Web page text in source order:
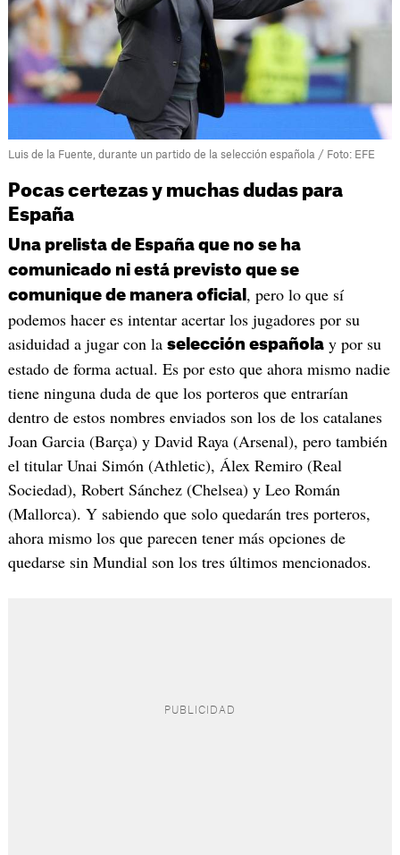
Luis de la Fuente, durante un partido de la selección española / Foto: EFE
Pocas certezas y muchas dudas para
España
Una prelista de España que no se ha
comunicado ni está previsto que se
comunique de manera oficial , pero lo que sí
podemos hacer es intentar acertar los jugadores por su
asiduidad a jugar con la selección españolay por su
estado de forma actual. Es por esto que ahora mismo nadie
tiene ninguna duda de que los porteros que entrarían
dentro de estos nombres enviados son los de los catalanes
Joan Garcia (Barça) y David Raya (Arsenal), pero también
el titular Unai Simón (Athletic), Álex Remiro (Real
Sociedad), Robert Sánchez (Chelsea) y Leo Román
(Mallorca). Y sabiendo que solo quedarán tres porteros,
ahora mismo los que parecen tener más opciones de
quedarse sin Mundial son los tres últimos mencionados.